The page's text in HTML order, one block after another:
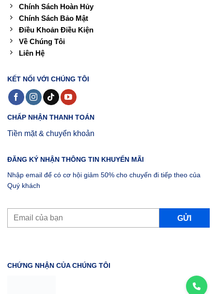
Chính Sách Hoàn Hủy
Chính Sách Bảo Mật
Điều Khoản Điều Kiện
Về Chúng Tôi
Liên Hệ
KẾT NỐI VỚI CHÚNG TÔI
CHẤP NHẬN THANH TOÁN
Tiền mặt & chuyển khoản
ĐĂNG KÝ NHẬN THÔNG TIN KHUYẾN MÃI
Nhập email để có cơ hội giảm 50% cho chuyến đi tiếp theo của
Quý khách
CHỨNG NHẬN CỦA CHÚNG TÔI